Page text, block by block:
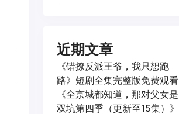
近期文章
《错撩反派王爷，我只想跑
路》短剧全集完整版免费观看
《全京城都知道，那对父女是
双坑第四季（更新至15集）》